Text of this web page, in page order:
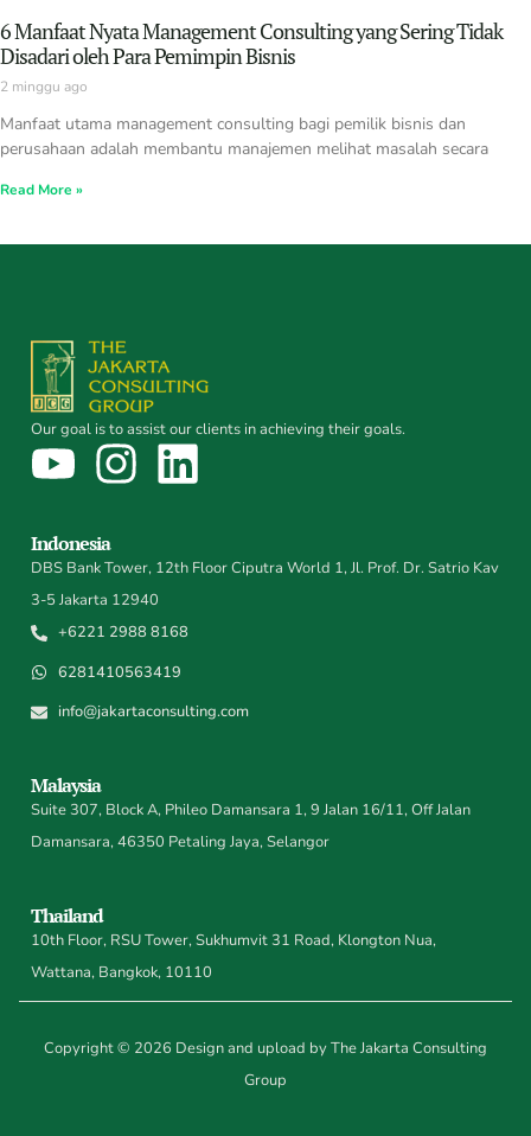
6 Manfaat Nyata Management Consulting yang Sering Tidak
Disadari oleh Para Pemimpin Bisnis
2 minggu ago
Manfaat utama management consulting bagi pemilik bisnis dan
perusahaan adalah membantu manajemen melihat masalah secara
Read More »
Our goal is to assist our clients in achieving their goals.
Indonesia
DBS Bank Tower, 12th Floor Ciputra World 1, Jl. Prof. Dr. Satrio Kav
3-5 Jakarta 12940
+6221 2988 8168
6281410563419
info@jakartaconsulting.com
Malaysia
Suite 307, Block A, Phileo Damansara 1, 9 Jalan 16/11, Off Jalan
Damansara, 46350 Petaling Jaya, Selangor
Thailand
10th Floor, RSU Tower, Sukhumvit 31 Road, Klongton Nua,
Wattana, Bangkok, 10110
Copyright © 2026 Design and upload by The Jakarta Consulting
Group